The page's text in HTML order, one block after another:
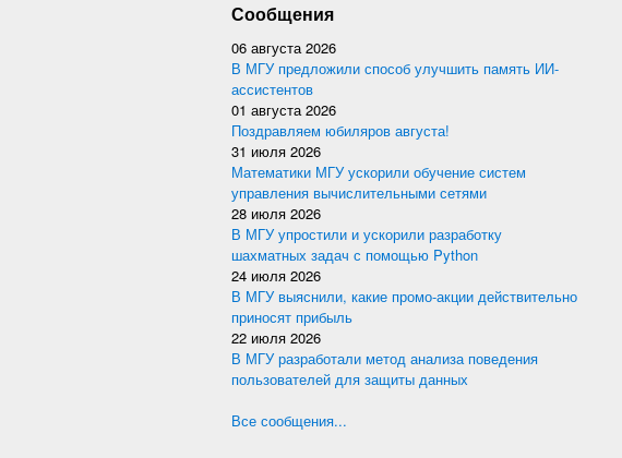
Сообщения
06 августа 2026
В МГУ предложили способ улучшить память ИИ-
ассистентов
01 августа 2026
Поздравляем юбиляров августа!
31 июля 2026
Математики МГУ ускорили обучение систем
управления вычислительными сетями
28 июля 2026
В МГУ упростили и ускорили разработку
шахматных задач с помощью Python
24 июля 2026
В МГУ выяснили, какие промо-акции действительно
приносят прибыль
22 июля 2026
В МГУ разработали метод анализа поведения
пользователей для защиты данных
Все сообщения...